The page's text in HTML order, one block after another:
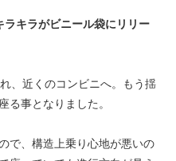
キラがビニール袋にリリー
、近くのコンビニへ。もう揺
る事となりました。
で、構造上乗り心地が悪いの